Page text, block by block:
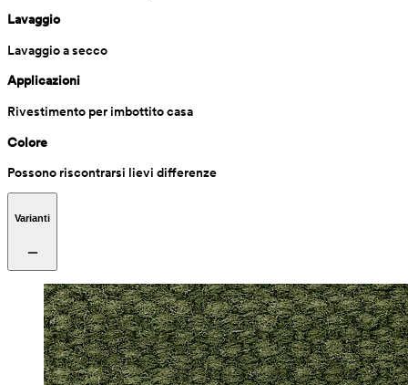
Lavaggio
Lavaggio a secco
Applicazioni
Rivestimento per imbottito casa
Colore
Possono riscontrarsi lievi differenze
Varianti